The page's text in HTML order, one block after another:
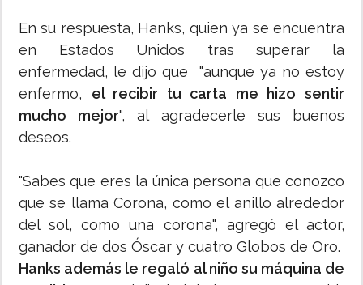
En su respuesta, Hanks, quien ya se encuentra
en Estados Unidos tras superar la
enfermedad, le dijo que "aunque ya no estoy
enfermo, el recibir tu carta me hizo sentir
mucho mejor", al agradecerle sus buenos
deseos.
"Sabes que eres la única persona que conozco
que se llama Corona, como el anillo alrededor
del sol, como una corona", agregó el actor,
ganador de dos Óscar y cuatro Globos de Oro.
Hanks además le regaló al niño su máquina de